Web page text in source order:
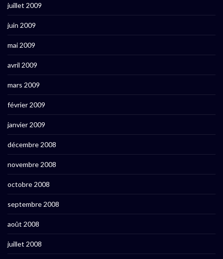
juillet 2009
juin 2009
mai 2009
avril 2009
mars 2009
février 2009
janvier 2009
décembre 2008
novembre 2008
octobre 2008
septembre 2008
août 2008
juillet 2008